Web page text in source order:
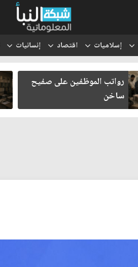
إسلاميات اقتصاد إنسانيات
رواتب الموظفين على صفيح
ساخن